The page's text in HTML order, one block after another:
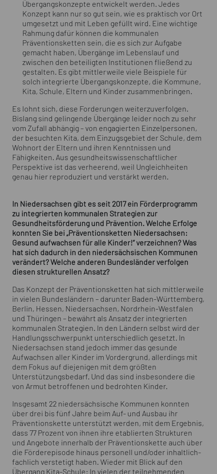
Übergangskonzepte entwickelt werden. Jedes
Konzept kann nur so gut sein, wie es praktisch vor Ort
umgesetzt und mit Leben gefüllt wird. Eine wichtige
Rahmung dafür können die kommunalen
Präventionsketten sein, die es sich zur Aufgabe
gemacht haben, Übergänge im Lebenslauf und
zwischen den beteiligten Institutionen fließend zu
gestalten. Es gibt mittlerweile viele Beispiele für
solch integrierte Übergangskonzepte, die Kommune,
Kita, Schule, Eltern und Kinder zusammenbringen.
Es lohnt sich, diese Forderungen weiterzuverfolgen.
Bislang sind gelingende Übergänge leider noch zu sehr
vom Zufall abhängig – von engagierten Einzelpersonen,
der besuchten Kita, dem Einzugsgebiet der Schule, dem
Wohnort der Eltern und ihren Kenntnissen und
Fähigkeiten. Aus gesundheitswissenschaftlicher
Perspektive ist das verheerend, weil Ungleichheiten
genau hier reproduziert und verstärkt werden.
In Niedersachsen gibt es seit 2017 ein Förderprogramm
zu integrierten kommunalen Strategien zur
Gesundheitsförderung und Prävention. Welche Erfolge
konnten Sie bei „Präventionsketten Niedersachsen:
Gesund aufwachsen für alle Kinder!“ verzeichnen? Was
hat sich dadurch in den niedersächsischen Kommunen
verändert? Welche anderen Bundesländer verfolgen
diesen strukturellen Ansatz?
Das Konzept der Präventionsketten hat sich mittlerweile
in vielen Bundesländern – darunter Baden-Württemberg,
Berlin, Hessen, Niedersachsen, Nordrhein-Westfalen
und Thüringen – bewährt als Ansatz der integrierten
kommunalen Strategien. In den Ländern selbst wird der
Handlungsschwerpunkt unterschiedlich gesetzt. In
Niedersachsen stand jedoch immer das gesunde
Aufwachsen aller Kinder im Vordergrund, allerdings mit
dem Fokus auf diejenigen mit dem größten
Unterstützungsbedarf. Und das sind insbesondere die
von Armut betroffenen und bedrohten Kinder.
Insgesamt 22 niedersächsische Kommunen konnten
über drei bis fünf Jahre beim Auf- und Ausbau ihr
Präventionskette unterstützt werden, mit dem Ergebnis,
dass 77 Prozent von ihnen ihre etablierten Strukturen
und Angebote innerhalb der Präventionskette auch über
die Förderepisode hinaus personell und/oder inhaltlich-
fachlich verstetigt haben. Wieder mit Blick auf den
Übergang Kita-Schule: In vielen der teilnehmenden